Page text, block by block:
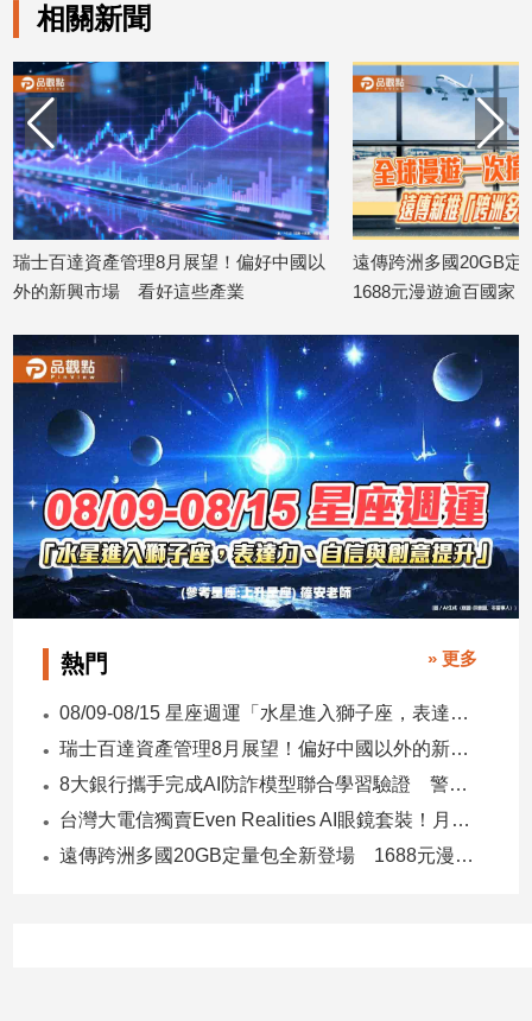
娛
娛
樂
星
聞
流
行/
時
尚
星
生
活
建
築/
室
內
設
計
旅
食
星
座/
相關新聞
展望！偏好中國以
些產業
遠傳跨洲多國20GB定量包全新登場
1688元漫遊逾百國家！
熱門 » 更多
08/09-08/15 星座週運「水星進入獅子座，表達力、自信與創意提升」
瑞士百達資產管理8月展望！偏好中國以外的新興市場 看好這些產業
8大銀行攜手完成AI防詐模型聯合學習驗證 警示帳戶準確度提升2倍
台灣大電信獨賣Even Realities AI眼鏡套裝！月付1399元 專案價3990
遠傳跨洲多國20GB定量包全新登場 1688元漫遊逾百國家！